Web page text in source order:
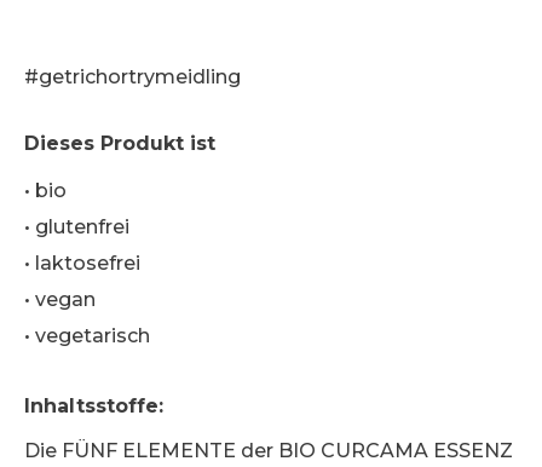
#getrichortrymeidling
Dieses Produkt ist
• bio
• glutenfrei
• laktosefrei
• vegan
• vegetarisch
Inhaltsstoffe:
Die FÜNF ELEMENTE der BIO CURCAMA ESSENZ